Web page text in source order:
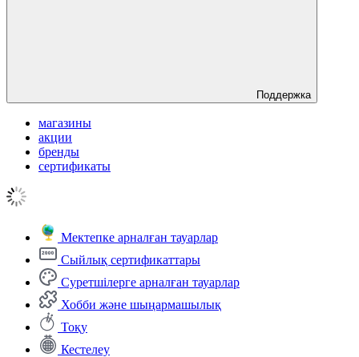
Поддержка
магазины
акции
бренды
сертификаты
Мектепке арналған тауарлар
Сыйлық сертификаттары
Суретшілерге арналған тауарлар
Хобби және шыңармашылық
Тоқу
Кестелеу